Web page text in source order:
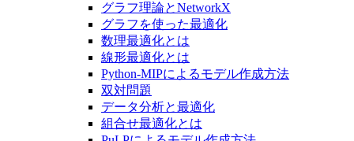
グラフ理論とNetworkX
グラフを使った最適化
数理最適化とは
線形最適化とは
Python-MIPによるモデル作成方法
双対問題
データ分析と最適化
組合せ最適化とは